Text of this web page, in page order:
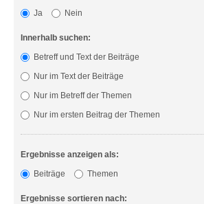
Ja
Nein
Innerhalb suchen:
Betreff und Text der Beiträge
Nur im Text der Beiträge
Nur im Betreff der Themen
Nur im ersten Beitrag der Themen
Ergebnisse anzeigen als:
Beiträge
Themen
Ergebnisse sortieren nach: